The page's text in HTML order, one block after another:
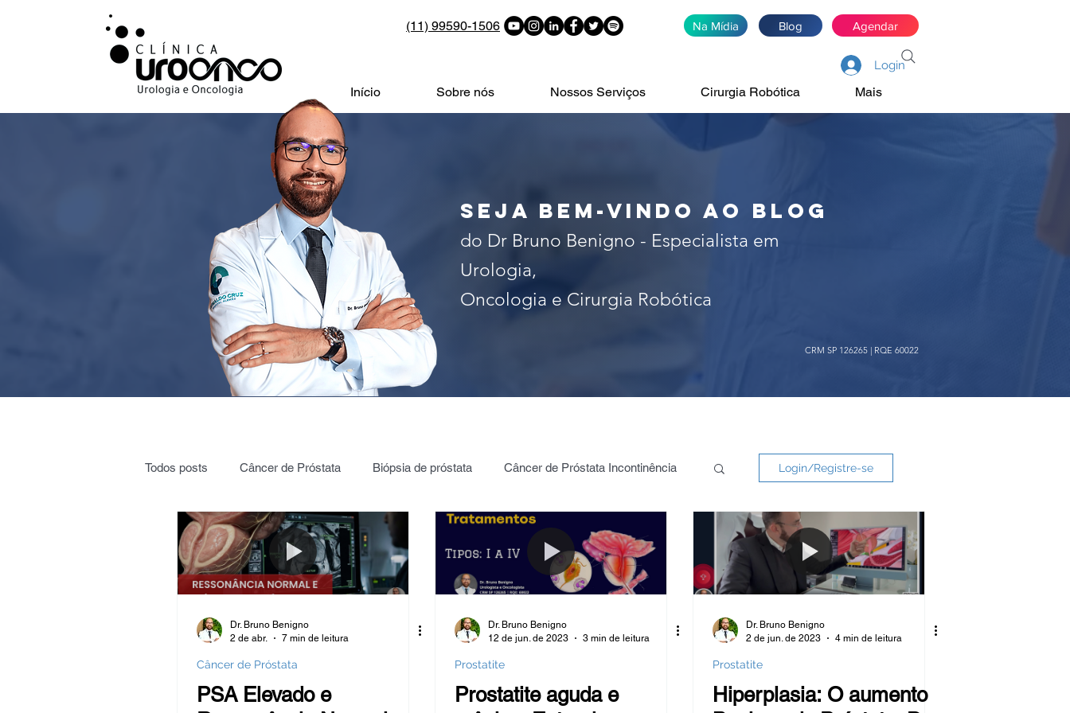
(11) 99590-1506 Na Mídia Blog Agendar
Login
Início Sobre nós Nossos Serviços Cirurgia Robótica Mais
Urologista especialista no tratamento do câncer de próstata, rim e
bexiga, na cidada de São Paulo. Especialista em cirurgia robótica
da prostata.
seja bem-vindo ao blog
do Dr Bruno Benigno - Especialista em
Urologia,
Oncologia e Cirurgia Robótica
CRM SP 126265 | RQE 60022
Todos posts Câncer de Próstata Biópsia de próstata Câncer de Próstata Incontinência
Cirurgia Robótica Radioterapia câncer de Próstata PROSTATA: PSA | 4K | PHI | PCA3
Vigilância ativa Vasectomia Testículos | Câncer Câncer de bexiga
Nódulos e cistos nos rins Estenose de JUP
Login/Registre-se
Dr. Bruno Benigno
2 de abr.
7 min de leitura
Câncer de Próstata
PSA Elevado e
Dr. Bruno Benigno
12 de jun. de 2023
3 min de leitura
Prostatite
Prostatite aguda e
Dr. Bruno Benigno
2 de jun. de 2023
4 min de leitura
Prostatite
Hiperplasia: O aumento